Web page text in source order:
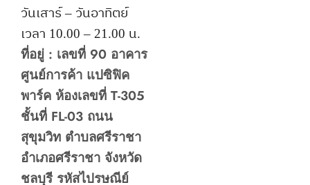
วันเสาร์ – วันอาทิตย์
เวลา 10.00 – 21.00 น.
ที่อยู่ : เลขที่ 90 อาคาร
ศูนย์การค้า แปซิฟิค
พาร์ค ห้องเลขที่ T-305
ชั้นที่ FL-03 ถนน
สุขุมวิท ตำบลศรีราชา
อำเภอศรีราชา จังหวัด
ชลบุรี รหัสไปรษณีย์